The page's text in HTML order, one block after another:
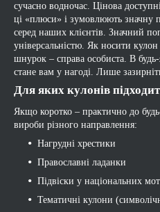
сучасно водночас. Цінова
ці «плюси» і зумовлюють значну
серед наших клієнтів. Значний
універсальністю. Як носити
шнурок – справа особиста. В
стане вам у нагоді. Лише
Для яких кулонів
Якщо коротко – практично до
вироби різного направлення:
Нагрудні хрестики
Православні ладанки
Підвіски у національних
Тематичні кулони